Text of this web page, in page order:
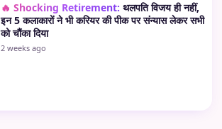
🔥 Shocking Retirement: थलपति विजय ही नहीं,
इन 5 कलाकारों ने भी करियर की पीक पर संन्यास लेकर सभी
को चौंका दिया
2 weeks ago